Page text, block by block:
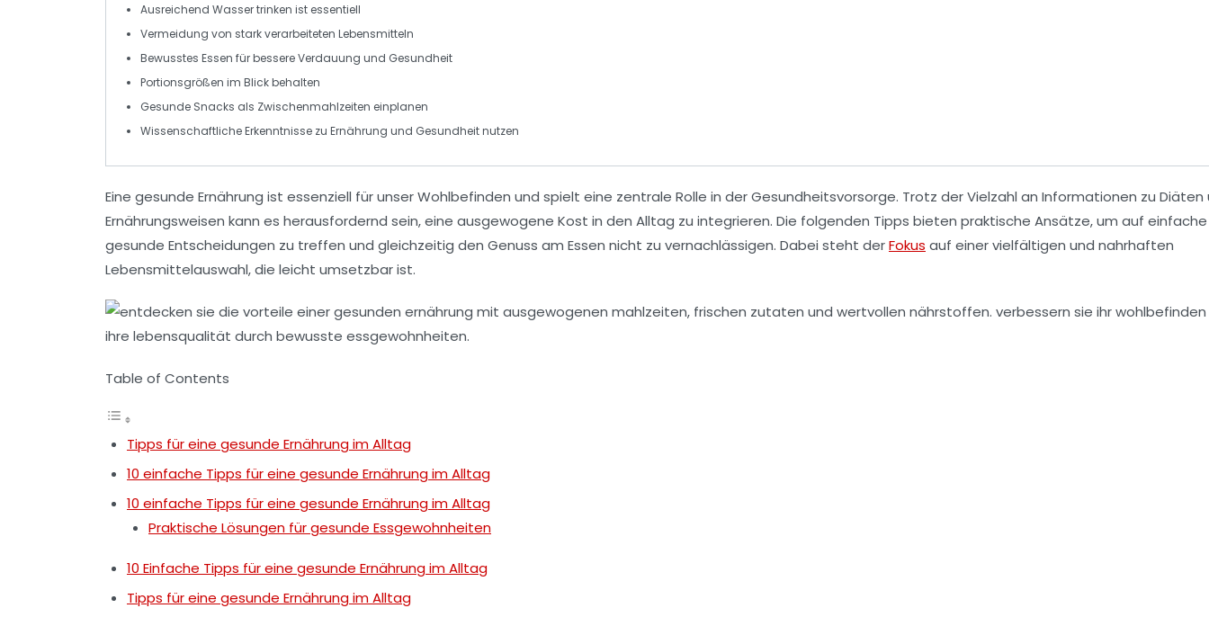
Ausreichend Wassertrinken ist essentiell
Vermeidung von stark verarbeiteten Lebensmitteln
Bewusstes Essen für bessere Verdauung und Gesundheit
Portionsgrößen im Blick behalten
Gesunde Snacks als Zwischenmahlzeiten einplanen
Wissenschaftliche Erkenntnisse zu Ernährung und Gesundheit nutzen
Eine gesunde Ernährung ist essenziell für unser Wohlbefinden und spielt eine zentrale Rolle in derGesundheitsvorsorge. Trotz der Vielzahl an Informationen zu Diäten
Ernährungsweisen kann es herausfordernd sein, eine ausgewogene Kost in den Alltag zu integrieren. Die folgenden Tipps bieten praktische Ansätze, um auf
gesunde Entscheidungen zu treffen und gleichzeitig den Genuss am Essen nicht zu vernachlässigen. Dabei steht derFokus auf einervielfältigen und nahrhaften
Lebensmittelauswahl, die leicht umsetzbar ist.
Table of Contents
Tipps für eine gesunde Ernährung im Alltag
10 einfache Tipps für eine gesunde Ernährung im Alltag
10 einfache Tipps für eine gesunde Ernährung im Alltag
Praktische Lösungen für gesunde Essgewohnheiten
10 Einfache Tipps für eine gesunde Ernährung im Alltag
Tipps für eine gesunde Ernährung im Alltag